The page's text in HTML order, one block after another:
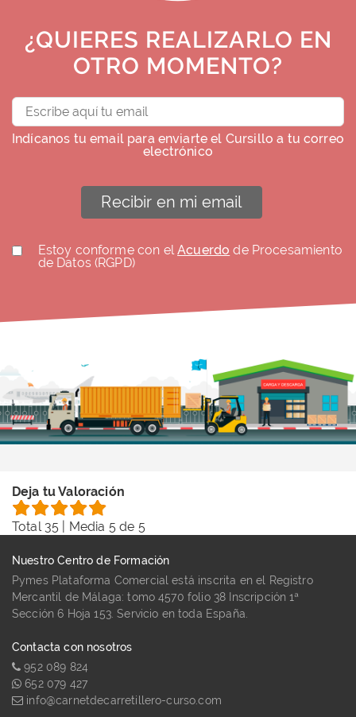
¿QUIERES REALIZARLO EN
OTRO MOMENTO?
Indícanos tu email para enviarte el Cursillo a tu correo
electrónico
Recibir en mi email
Estoy conforme con elAcuerdo de Procesamiento
de Datos (RGPD)
Deja tu Valoración
Total 35 | Media 5 de 5
Nuestro Centro de Formación
Pymes Plataforma Comercial está inscrita en el Registro
Mercantil de Málaga: tomo 4570 folio 38 Inscripción 1ª
Sección 6 Hoja 153. Servicio en toda España.
Contacta con nosotros
952 089 824
652 079 427
info@carnetdecarretillero-curso.com